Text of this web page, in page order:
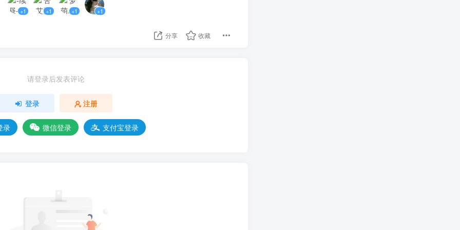
+1 +1 +1 +1
分享 收藏
请登录后发表评论
登录 注册
录 微信登录 支付宝登录